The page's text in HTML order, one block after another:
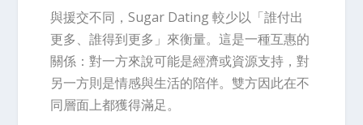
與援交不同，Sugar Dating 較少以「誰付出
更多、誰得到更多」來衡量。這是一種互惠的
關係：對一方來說可能是經濟或資源支持，對
另一方則是情感與生活的陪伴。雙方因此在不
同層面上都獲得滿足。